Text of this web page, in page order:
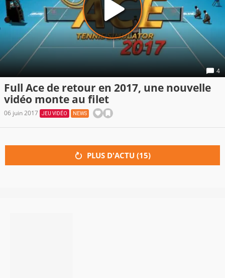
4
Full Ace de retour en 2017, une nouvelle
vidéo monte au filet
06 juin 2017 JEU VIDÉO NEWS
PLUS D'ACTU (15)